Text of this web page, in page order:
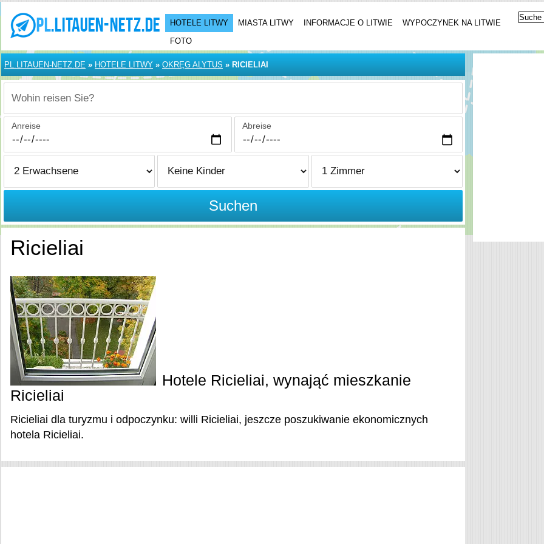
HOTELE LITWY MIASTA LITWY INFORMACJE O LITWIE
WYPOCZYNEK NA LITWIE
FOTO
PL.LITAUEN-NETZ.DE » HOTELE LITWY » OKRĘG ALYTUS » RICIELIAI
Wohin reisen Sie?
Anreise Abreise
Suchen
Ricieliai
Hotele Ricieliai, wynająć mieszkanie
Ricieliai
Ricieliai dla turyzmu i odpoczynku: willi Ricieliai, jeszcze poszukiwanie ekonomicznych
hotela Ricieliai.